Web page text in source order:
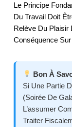
Le Principe
Du Travail Doit
Relève Du Plaisir
Conséquence
Bon À
Si Une Partie
(soirée De
L’assumer
Traiter